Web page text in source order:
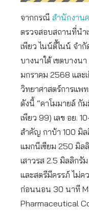
จากกรณี สำนักงาน
ตรวจสอบสถานที่นำ
เพียว ไนน์ตี้ไนน์ จำกั
บางนาใต้ เขตบางน
มกราคม 2568 และ
วิทยาศาสตร์การแพ
ดังนี้ “คาโมมายล์ กั
เพียว 99) เลข อย.
สำคัญ กาบ้า 100 มิ
แมกนีเซียม 250 มิล
เสาวรส 2.5 มิลลิกรั
และสตรีมีครรภ์ ไม่
ก่อนนอน 30 นาที
Pharmaceutical